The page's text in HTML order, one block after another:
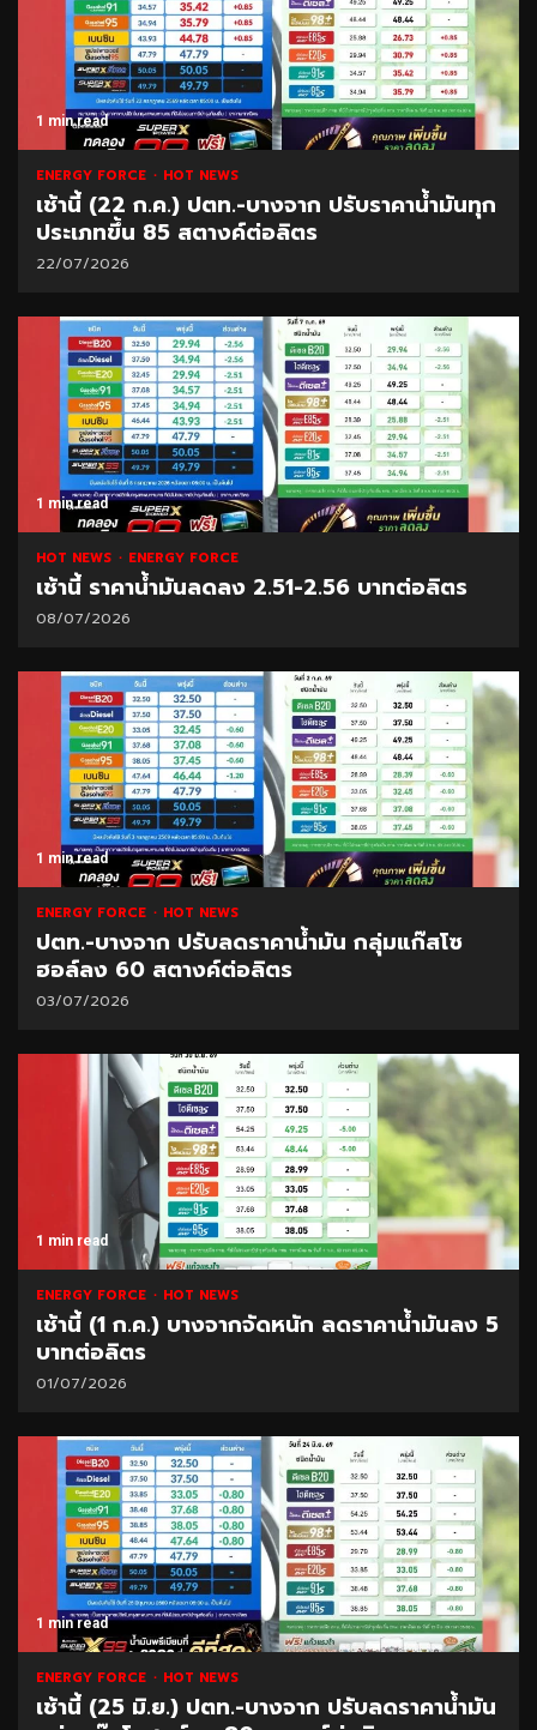
1 min read
ENERGY FORCE HOT NEWS
เช้านี้ (22 ก.ค.) ปตท.-บางจาก ปรับราคาน้ำมันทุก
ประเภทขึ้น 85 สตางค์ต่อลิตร
22/07/2026
1 min read
HOT NEWS ENERGY FORCE
เช้านี้ ราคาน้ำมันลดลง 2.51-2.56 บาทต่อลิตร
08/07/2026
1 min read
ENERGY FORCE HOT NEWS
ปตท.-บางจาก ปรับลดราคาน้ำมัน กลุ่มแก๊สโซ
ฮอล์ลง 60 สตางค์ต่อลิตร
03/07/2026
1 min read
ENERGY FORCE HOT NEWS
เช้านี้ (1 ก.ค.) บางจากจัดหนัก ลดราคาน้ำมันลง 5
บาทต่อลิตร
01/07/2026
1 min read
ENERGY FORCE HOT NEWS
เช้านี้ (25 มิ.ย.) ปตท.-บางจาก ปรับลดราคาน้ำมัน